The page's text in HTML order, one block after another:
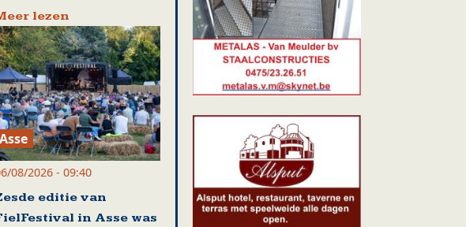
lezen
Asse
08/2026 - 09:40
editie van
in Asse was